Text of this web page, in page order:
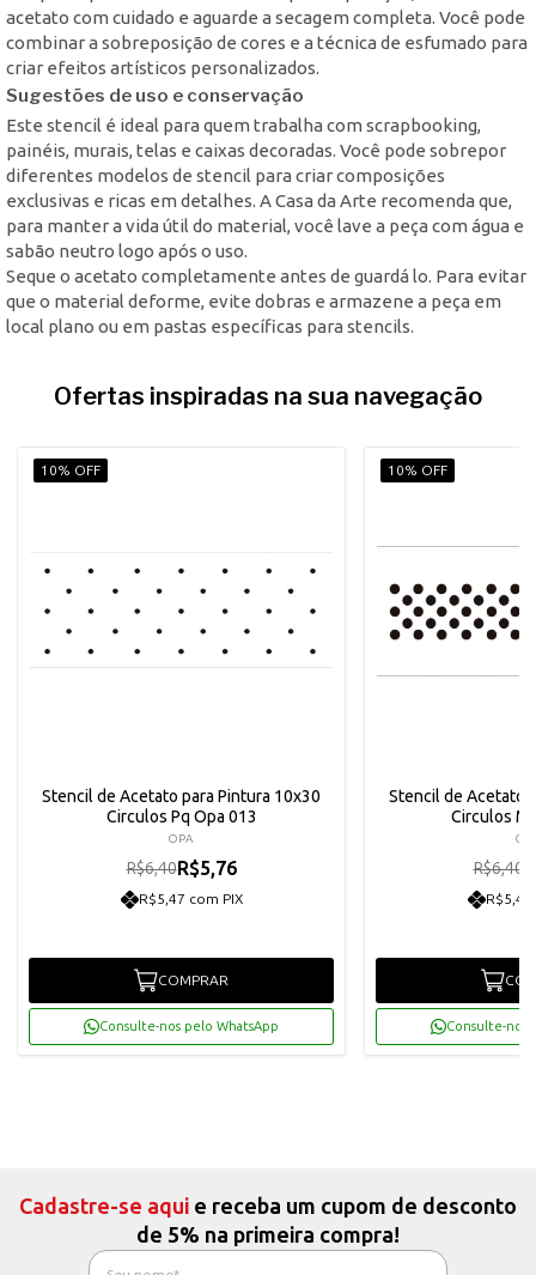
acetato com cuidado e aguarde a secagem completa. Você pode
combinar a sobreposição de cores e a técnica de esfumado para
criar efeitos artísticos personalizados.
Sugestões de uso e conservação
Este stencil é ideal para quem trabalha com scrapbooking,
painéis, murais, telas e caixas decoradas. Você pode sobrepor
diferentes modelos de stencil para criar composições
exclusivas e ricas em detalhes. A Casa da Arte recomenda que,
para manter a vida útil do material, você lave a peça com água e
sabão neutro logo após o uso.
Seque o acetato completamente antes de guardá lo. Para evitar
que o material deforme, evite dobras e armazene a peça em
local plano ou em pastas específicas para stencils.
Ofertas inspiradas na sua navegação
10% OFF
Stencil de Acetato para Pintura 10x30
Circulos Pq Opa 013
OPA
R$6,40R$5,76
R$5,47 com PIX
COMPRAR
Consulte-nos pelo WhatsApp
10% OFF
Stencil de Acetato
Circulos
R$6,40
R$5,47
Consulte-nos
Cadastre-se aqui e receba um cupom de desconto
de 5% na primeira compra!